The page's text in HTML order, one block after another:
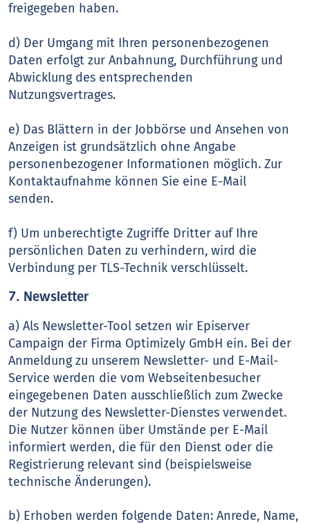
freigegeben haben.
d) Der Umgang mit Ihren personenbezogenen
Daten erfolgt zur Anbahnung, Durchführung und
Abwicklung des entsprechenden
Nutzungsvertrages.
e) Das Blättern in der Jobbörse und Ansehen von
Anzeigen ist grundsätzlich ohne Angabe
personenbezogener Informationen möglich. Zur
Kontaktaufnahme können Sie eine E-Mail
senden.
f) Um unberechtigte Zugriffe Dritter auf Ihre
persönlichen Daten zu verhindern, wird die
Verbindung per TLS-Technik verschlüsselt.
7. Newsletter
a) Als Newsletter-Tool setzen wir Episerver
Campaign der Firma Optimizely GmbH ein. Bei der
Anmeldung zu unserem Newsletter- und E-Mail-
Service werden die vom Webseitenbesucher
eingegebenen Daten ausschließlich zum Zwecke
der Nutzung des Newsletter-Dienstes verwendet.
Die Nutzer können über Umstände per E-Mail
informiert werden, die für den Dienst oder die
Registrierung relevant sind (beispielsweise
technische Änderungen).
b) Erhoben werden folgende Daten: Anrede, Name,